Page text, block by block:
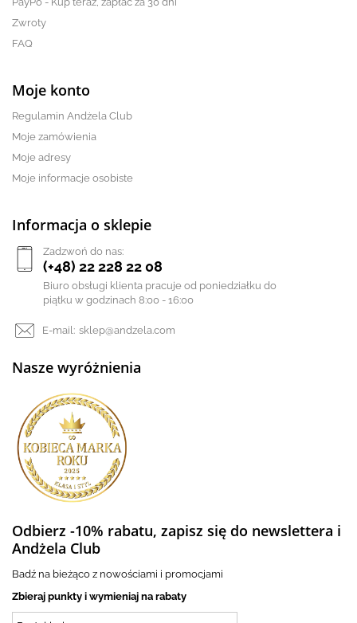
Zwroty
FAQ
Moje konto
Regulamin Andżela Club
Moje zamówienia
Moje adresy
Moje informacje osobiste
Informacja o sklepie
Zadzwoń do nas:
(+48) 22 228 22 08
Biuro obsługi klienta pracuje od poniedziałku do
piątku w godzinach 8:00 - 16:00
E-mail: sklep@andzela.com
Nasze wyróżnienia
Odbierz -10% rabatu, zapisz się do newslettera i
Andżela Club
Badź na bieżąco z nowościami i promocjami
Zbieraj punkty i wymieniaj na rabaty